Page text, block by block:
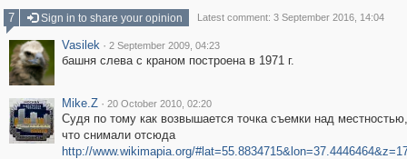
7
Sign in to share your opinion Latest comment: 3 September 2016, 14:04
Vasilek · 2 September 2009, 04:23
башня слева с краном построена в 1971 г.
Mike.Z · 20 October 2010, 02:20
Судя по тому как возвышается точка съемки над
что снимали отсюда
http://www.wikimapia.org/